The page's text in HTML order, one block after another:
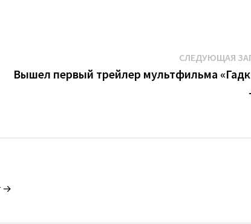
СЛЕДУЮЩАЯ
Вышел первый трейлер мультфильма
→